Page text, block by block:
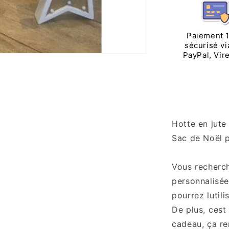
Paiement
sécurisé
PayPal,
Hotte en jute
Sac de Noël
Vous
pourrez
De plus,
cadeau, ça